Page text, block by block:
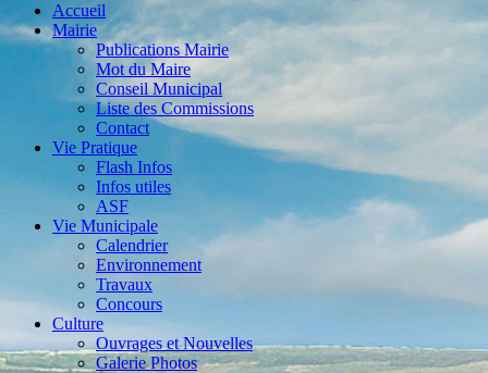
Accueil
Mairie
Publications Mairie
Mot du Maire
Conseil Municipal
Liste des Commissions
Contact
Vie Pratique
Flash Infos
Infos utiles
ASF
Vie Municipale
Calendrier
Environnement
Travaux
Concours
Culture
Ouvrages et Nouvelles
Galerie Photos